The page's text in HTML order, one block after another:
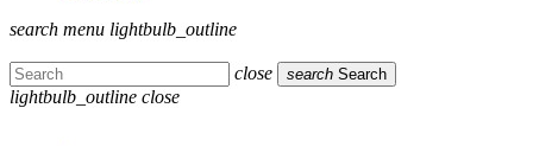
search menu lightbulb_outline
close search Search
lightbulb_outline close